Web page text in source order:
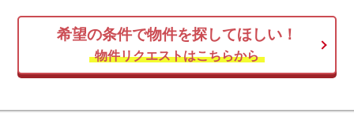
希望の条件で物件を探してほしい！
物件リクエストはこちらから